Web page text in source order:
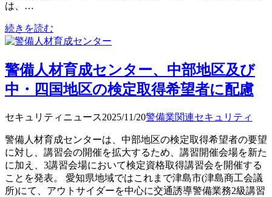
は、…
続きを読む
警備人材育成センター、中部地区及び
中・四国地区の検定取得希望者に配慮
セキュリティニュース2025/11/20警備業関連セキュリティ
警備人材育成センターは、中部地区の検定取得希望者の要望
に対し、講習会の開催を拡大するため、講習開催会場を新た
に加え、3講習会場において検定資格取得講習会を開催する
ことを発表。 愛知県地域ではこれまで津島市(津島商工会議
所)にて、アウトサイダーを中心に交通誘導警備業務2級講習